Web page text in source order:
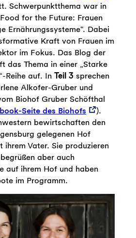
Schwerpunktthema war in
for the Future: Frauen
Ernährungssysteme“. Dabei
Kraft von Frauen im
im Fokus. Das Blog der
das Thema in einer „Starke
Reihe auf. InTeil 3 sprechen
Alkofer-Gruber und
Biohof Gruber Schöfthal
Seite des Biohofs
).
bewirtschaften den
gelegenen Hof
ihrem Vater. Sie produzieren
aber auch
auf ihrem Hof und haben
im Programm.